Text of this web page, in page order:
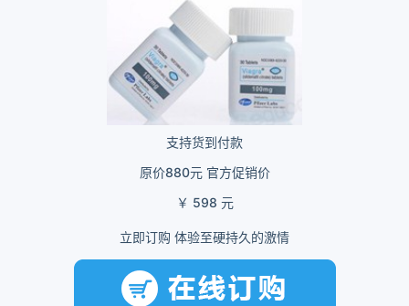
支持货到付款
原价880元 官方促销价
￥ 598 元
立即订购 体验至硬持久的激情